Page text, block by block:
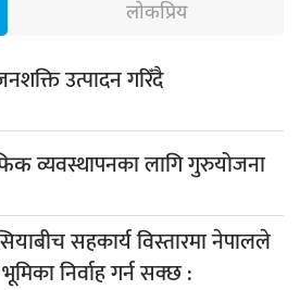
लोकप्रिय
उत्पादन गरिँदै
व्यवस्थापनका लागि गुरुयोजना
सहकार्य विस्तारमा नेपालले
निर्वाह गर्न सक्छ :